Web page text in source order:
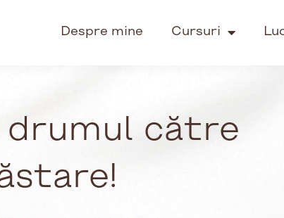
Despre mine Cursuri
drumul către